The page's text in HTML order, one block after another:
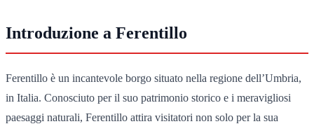
Introduzione a Ferentillo
Ferentillo è un incantevole borgo situato nella regione dell’Umbria,
in Italia. Conosciuto per il suo patrimonio storico e i meravigliosi
paesaggi naturali, Ferentillo attira visitatori non solo per la sua